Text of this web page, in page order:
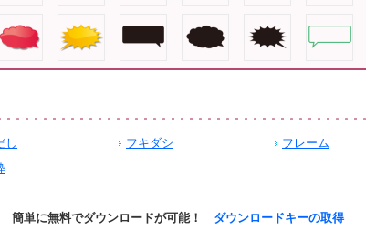
し フキダシ
フレーム
簡単に無料でダウンロードが可能！ ダウンロードキーの取得